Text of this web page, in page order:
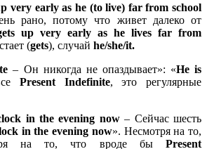
very early as he (to live) far from school
рано, потому что живет далеко от
up very early as he lives far from
(gets), случай he/she/it.
– Он никогда не опаздывает»: «He is
Present Indefinite, это регулярные
in the evening now– Сейчас шесть
in the evening now». Несмотря на то,
на то, что вроде бы Present